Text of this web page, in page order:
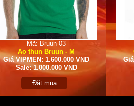
Mã: Bruun-03
Áo thun Bruun - M
Giá VIPMEN: 1.600.000 VND
Sale: 1.000.000 VND
Đặt mua